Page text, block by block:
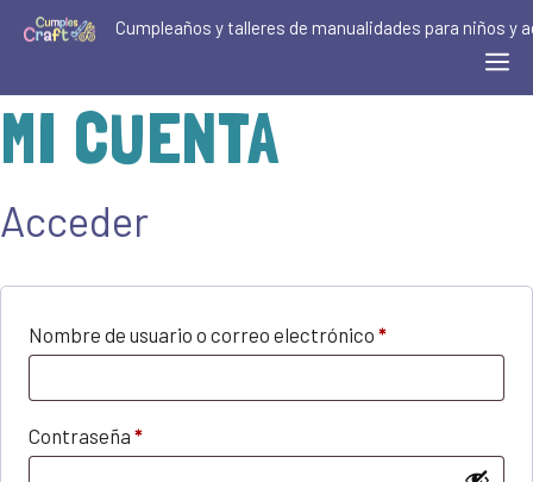
Saltar
Cumpleaños y talleres de manualidades para niños y
MI CUENTA
Acceder
Nombre de usuario o correo electrónico *Obligatorio
Contraseña *Obligatorio